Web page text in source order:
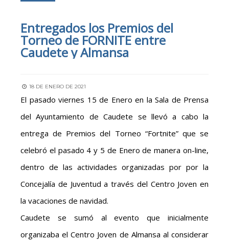
Entregados los Premios del
Torneo de FORNITE entre
Caudete y Almansa
18 DE ENERO DE 2021
El pasado viernes 15 de Enero en la Sala de Prensa
del Ayuntamiento de Caudete se llevó a cabo la
entrega de Premios del Torneo “Fortnite” que se
celebró el pasado 4 y 5 de Enero de manera on-line,
dentro de las actividades organizadas por por la
Concejalía de Juventud a través del Centro Joven en
la vacaciones de navidad.
Caudete se sumó al evento que inicialmente
organizaba el Centro Joven de Almansa al considerar